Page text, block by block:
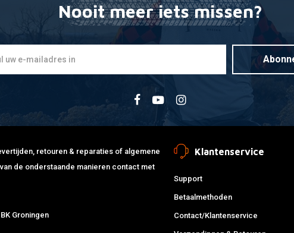
Startron
Nooit meer iets missen?
retouren & reparaties of algemene
de onderstaande manieren contact met
Groningen
Klantenservice
Support
Betaalmethoden
Contact/Klantenservice